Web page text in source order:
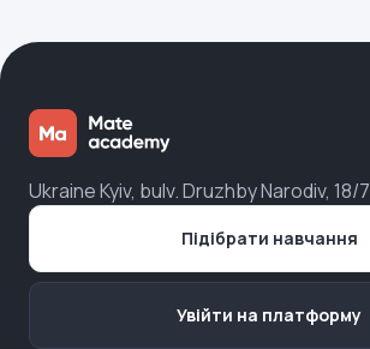
Ukraine Kyiv, bulv. Druzhby Narodiv, 18/7
Підібрати навчання
Увійти на платформу